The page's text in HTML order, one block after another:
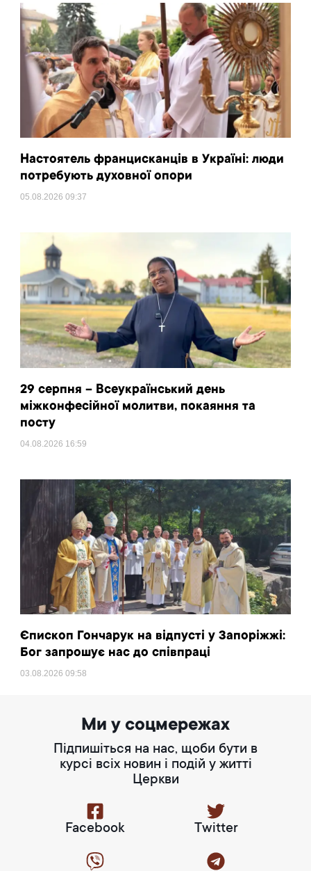
Настоятель францисканців в Україні: люди
потребують духовної опори
05.08.202609:37
29 серпня – Всеукраїнський день
міжконфесійної молитви, покаяння та
посту
04.08.2026 16:59
Єпископ Гончарук на відпусті у Запоріжжі:
Бог запрошує нас до співпраці
03.08.202609:58
Ми у соцмережах
Підпишіться на нас, щоби бути в
курсі всіх новин і подій у житті
Церкви
Facebook Twitter